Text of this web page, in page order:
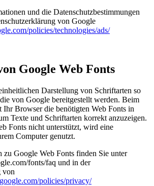
und die Datenschutzbestimmungen
von Google
policies/technologies/ads/
Google Web Fonts
Darstellung von Schriftarten so
von Google bereitgestellt werden. Beim
Ihr Browser die benötigten Web Fonts in
Texte und Schriftarten korrekt anzuzeigen.
Fonts nicht unterstützt, wird eine
Computer genutzt.
zu Google Web Fonts finden Sie unter
fonts/faq und in der
von
policies/privacy/